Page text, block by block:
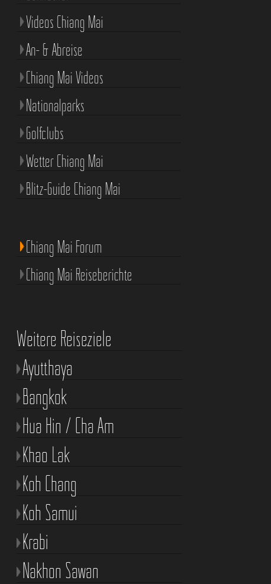
Videos Chiang Mai
An- & Abreise
Chiang Mai Videos
Nationalparks
Golfclubs
Wetter Chiang Mai
Blitz-Guide Chiang Mai
Chiang Mai Forum
Chiang Mai Reiseberichte
Weitere Reiseziele
Ayutthaya
Bangkok
Hua Hin / Cha Am
Khao Lak
Koh Chang
Koh Samui
Krabi
Nakhon Sawan